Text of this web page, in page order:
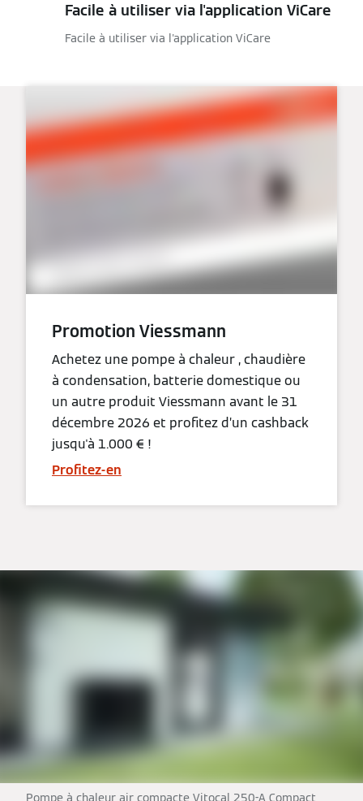
Facile à utiliser via l'application ViCare
Facile à utiliser via l'application ViCare
Promotion Viessmann
Achetez une pompe à chaleur , chaudière
à condensation, batterie domestique ou
un autre produit Viessmann avant le 31
décembre 2026 et profitez d’un cashback
jusqu'à 1.000 € !
Profitez-en
Pompe à chaleur air compacte Vitocal 250-A Compact